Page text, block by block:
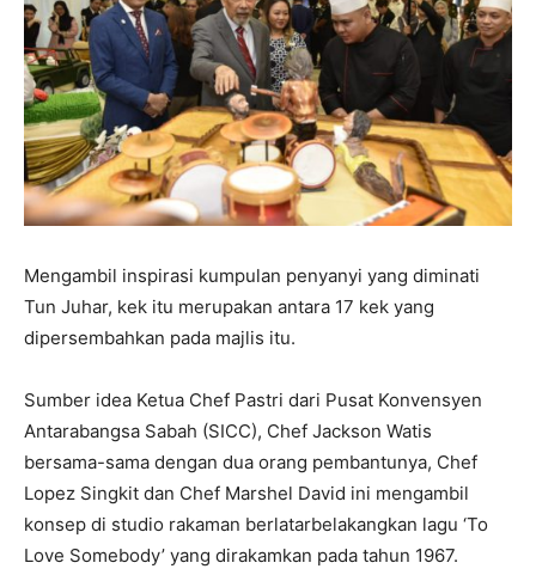
Mengambil inspirasi kumpulan penyanyi yang diminati
Tun Juhar, kek itu merupakan antara 17 kek yang
dipersembahkan pada majlis itu.
Sumber idea Ketua Chef Pastri dari Pusat Konvensyen
Antarabangsa Sabah (SICC), Chef Jackson Watis
bersama-sama dengan dua orang pembantunya, Chef
Lopez Singkit dan Chef Marshel David ini mengambil
konsep di studio rakaman berlatarbelakangkan lagu ‘To
Love Somebody’ yang dirakamkan pada tahun 1967.